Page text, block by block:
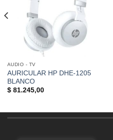
AUDIO - TV
AURICULAR HP DHE-1205
BLANCO
$81.245,00